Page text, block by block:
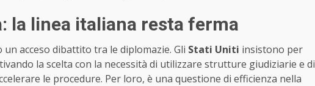
la linea italiana resta ferma
un acceso dibattito tra le diplomazie. Gli Stati Uniti insistono per
la scelta con la necessità di utilizzare strutture giudiziarie e di
le procedure. Per loro, è una questione di efficienza nella